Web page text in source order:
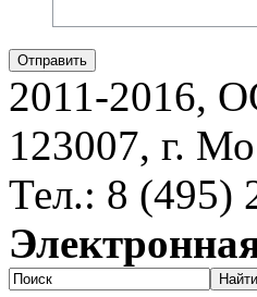
Отправить
2011-2016,
123007, г.
Тел.: 8 (495)
Найти